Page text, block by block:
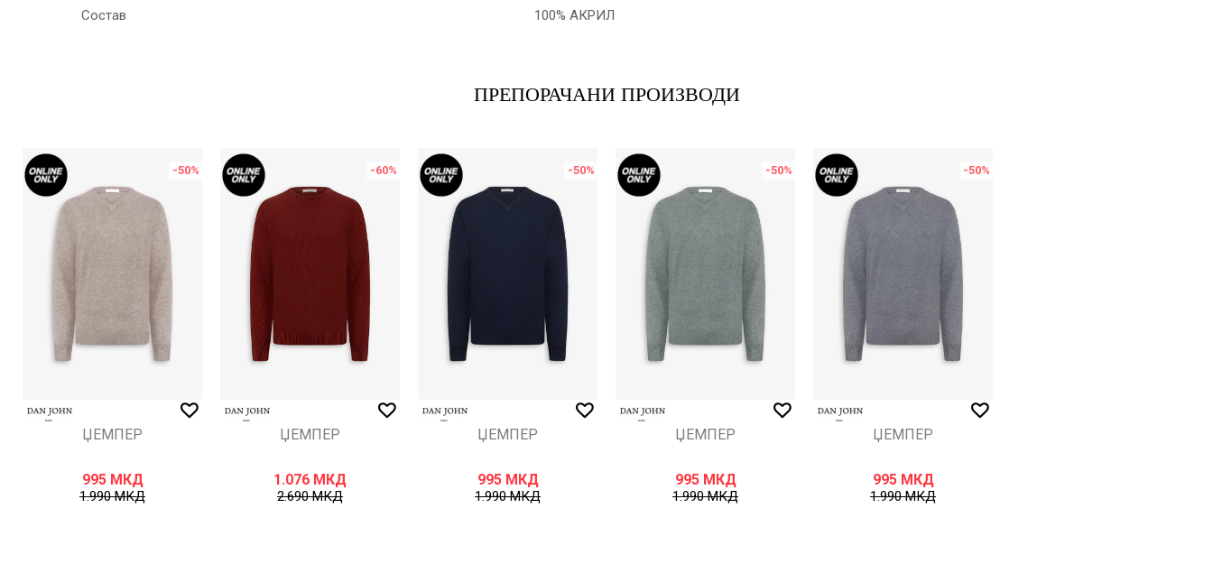
Состав 100% АКРИЛ
ИСПРАТИ
ПРЕПОРАЧАНИ ПРОИЗВОДИ
-50%
ЏЕМПЕР
995 МКД
1.990МКД
-60%
ЏЕМПЕР
1.076 МКД
2.690МКД
-50%
ЏЕМПЕР
995 МКД
1.990МКД
-50%
ЏЕМПЕР
995 МКД
1.990МКД
-50%
ЏЕМПЕР
995 МКД
1.990МКД